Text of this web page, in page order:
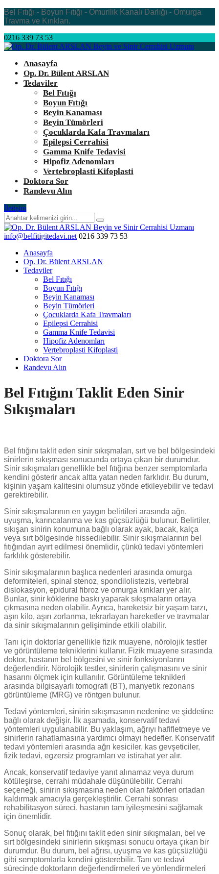
Bel Fıtığı - Boyun Fıtığı - Omurilik Kanalı Darlığı - Omurga
Travma ve Kırıkları.
0216 339 73 53
Anasayfa
Op. Dr. Bülent ARSLAN
Tedaviler
Bel Fıtığı
Boyun Fıtığı
Beyin Kanaması
Beyin Tümörleri
Çocuklarda Kafa Travmaları
Epilepsi Cerrahisi
Gamma Knife Tedavisi
Hipofiz Adenomları
Vertebroplasti Kifoplasti
Doktora Sor
Randevu Alın
İletişim
info@belfitigitedavi.net 0216 339 73 53
Anasayfa
Op. Dr. Bülent ARSLAN
Tedaviler
Bel Fıtığı
Boyun Fıtığı
Beyin Kanaması
Beyin Tümörleri
Çocuklarda Kafa Travmaları
Epilepsi Cerrahisi
Gamma Knife Tedavisi
Hipofiz Adenomları
Vertebroplasti Kifoplasti
Doktora Sor
Randevu Alın
Bel Fıtığını Taklit Eden Sinir
Sıkışmaları
Bel fıtığını taklit eden sinir sıkışmaları, sırt ve bel bölgesindeki
sinirlerin sıkışması sonucunda ortaya çıkan bir durumdur.
Sinir sıkışmaları genellikle bel fıtığına benzer semptomlarla
kendini gösterir ancak altta yatan neden farklıdır. Bu durum,
kişinin yaşam kalitesini olumsuz yönde etkileyebilir ve tedavi
gerektirebilir.
Sinir sıkışmalarının en yaygın belirtileri arasında ağrı,
uyuşma, karıncalanma ve kas güçsüzlüğü bulunur. Belirtiler,
sıkışan sinirin konumuna bağlı olarak ayak, bacak, kalça
veya sırt bölgesinde hissedilebilir. Sinir sıkışmalarının bel
fıtığından ayırt edilmesi önemlidir, çünkü tedavi yöntemleri
farklılık gösterebilir.
Sinir sıkışmalarının başlıca nedenleri arasında omurga
deformiteleri, spinal stenoz, spondilolistezis, vertebral
dislokasyon, epidural fibroz ve omurga kırıkları yer alır.
Bunlar, sinir köklerine baskı yaparak sıkışmaların ortaya
çıkmasına neden olabilir. Ayrıca, hareketsiz bir yaşam tarzı,
aşırı kilo, aşırı zorlanma, tekrarlayan hareketler ve travmalar
da sinir sıkışmalarının gelişiminde etkili olabilir.
Tanı için doktorlar genellikle fizik muayene, nörolojik testler
ve görüntüleme tekniklerini kullanır. Fizik muayene sırasında
doktor, hastanın bel bölgesini ve sinir fonksiyonlarını
değerlendirir. Nörolojik testler, sinirlerin çalışmasını ve sinir
hasarını ölçmek için kullanılır. Görüntüleme teknikleri
arasında bilgisayarlı tomografi (BT), manyetik rezonans
görüntüleme (MRG) ve röntgen bulunur.
Tedavi yöntemleri, sinirin sıkışmasının nedenine ve şiddetine
bağlı olarak değişir. İlk aşamada, konservatif tedavi
yöntemleri uygulanabilir. Bu yaklaşım, ağrıyı hafifletmeye ve
sinirlerin rahatlamasına yardımcı olmayı hedefler. Konservatif
tedavi yöntemleri arasında ağrı kesiciler, kas gevşeticiler,
fizik tedavi, egzersiz programları ve istirahat yer alır.
Ancak, konservatif tedaviye yanıt alınamaz veya durum
kötüleşirse, cerrahi müdahale düşünülebilir. Cerrahi
seçeneği, sinirin sıkışmasına neden olan faktörleri ortadan
kaldırmak amacıyla gerçekleştirilir. Cerrahi sonrası
rehabilitasyon süreci, hastanın tam iyileşmesini sağlamak
için önemlidir.
Sonuç olarak, bel fıtığını taklit eden sinir sıkışmaları, bel ve
sırt bölgesindeki sinirlerin sıkışması sonucu ortaya çıkan bir
durumdur. Bu durum, bel ağrısı, uyuşma ve kas güçsüzlüğü
gibi semptomlarla kendini gösterebilir. Tanı ve tedavi
sürecinde doktorların değerlendirmeleri ve yönlendirmeleri